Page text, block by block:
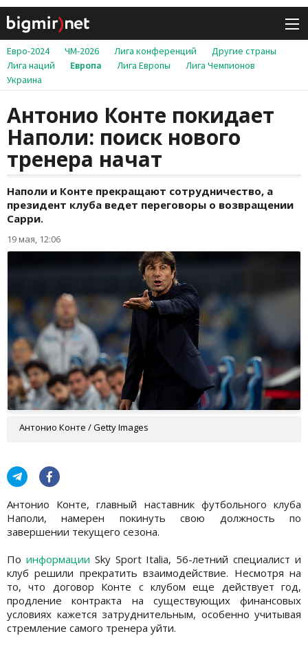
Евро-2024 ЧМ-2026 Лига конференций
Другие страны
Лига наций
Европа Лига Европы
Лига Чемпионов
Украина
Антонио Конте покидает
Наполи: поиск нового
тренера начат
Наполи и Конте прекращают сотрудничество, а
президент клуба ведет переговоры о возвращении
Сарри.
19 мая, 12:06
Антонио Конте / Getty Images
Антонио Конте, главный наставник футбольного клуба
Наполи, намерен покинуть свою должность по
завершении текущего сезона.
По информации Sky Sport Italia, 56-летний специалист и
клуб решили прекратить взаимодействие. Несмотря на
то, что договор Конте с клубом еще действует год,
продление контракта на существующих финансовых
условиях кажется затруднительным, особенно учитывая
стремление самого тренера уйти.